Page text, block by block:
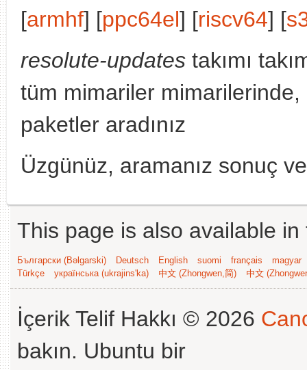
[armhf] [ppc64el] [riscv64] [
resolute-updates takımı
tüm mimariler mimarilerinde,
paketler aradınız
Üzgünüz, aramanız sonuç
This page is also available
Български (Bəlgarski) Deutsch English suomi français
magyar
Türkçe
українська (ukrajins'ka) 中文 (Zhongwen,简) 中文
İçerik Telif Hakkı © 2026
bakın. Ubuntu bir